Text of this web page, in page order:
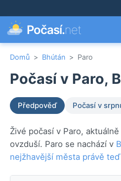
Počasí.net
Domů > Bhútán > Paro
Počasí v Paro,
Předpověď Počasí v
Živé počasí v Paro,
ovzduší. Paro se nachází v
nejžhavější města právě teď